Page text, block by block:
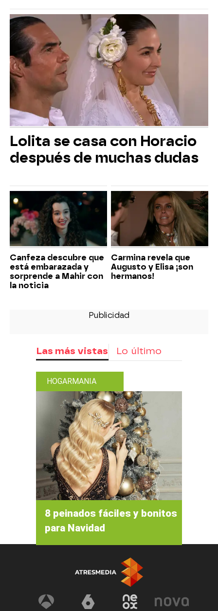
Lolita se casa con Horacio
después de muchas dudas
Canfeza descubre que
está embarazada y
sorprende a Mahir con
la noticia
Carmina revela que
Augusto y Elisa ¡son
hermanos!
Las más vistas Lo último
HOGARMANIA
8 peinados fáciles y bonitos
para Navidad